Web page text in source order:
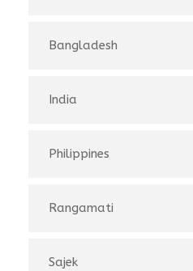
Bangladesh
India
Philippines
Rangamati
Sajek